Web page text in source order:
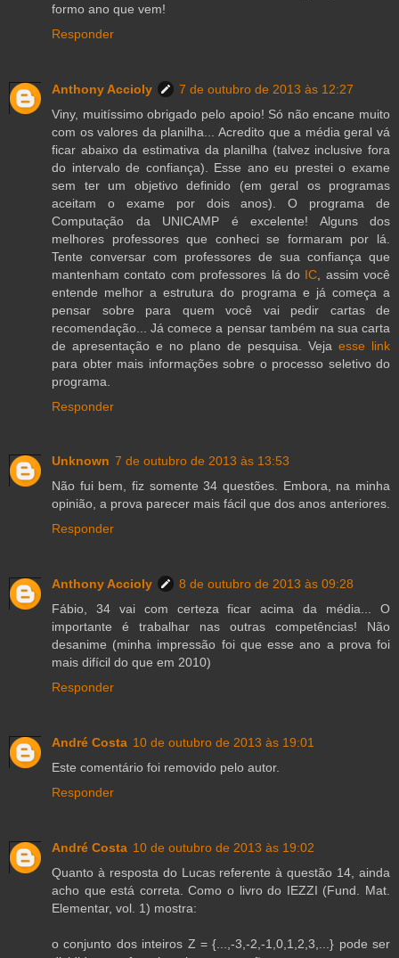
formo ano que vem!
Responder
Anthony Accioly
7 de outubro de 2013 às 12:27
Viny, muitíssimo obrigado pelo apoio! Só não encane muito
com os valores da planilha... Acredito que a média geral vá
ficar abaixo da estimativa da planilha (talvez inclusive fora
do intervalo de confiança). Esse ano eu prestei o exame
sem ter um objetivo definido (em geral os programas
aceitam o exame por dois anos). O programa de
Computação da UNICAMP é excelente! Alguns dos
melhores professores que conheci se formaram por lá.
Tente conversar com professores de sua confiança que
mantenham contato com professores lá do IC , assim você
entende melhor a estrutura do programa e já começa a
pensar sobre para quem você vai pedir cartas de
recomendação... Já comece a pensar também na sua carta
de apresentação e no plano de pesquisa. Veja esse link
para obter mais informações sobre o processo seletivo do
programa.
Responder
Unknown 7 de outubro de 2013 às 13:53
Não fui bem, fiz somente 34 questões. Embora, na minha
opinião, a prova parecer mais fácil que dos anos anteriores.
Responder
Anthony Accioly
8 de outubro de 2013 às 09:28
Fábio, 34 vai com certeza ficar acima da média... O
importante é trabalhar nas outras competências! Não
desanime (minha impressão foi que esse ano a prova foi
mais difícil do que em 2010)
Responder
André Costa 10 de outubro de 2013 às 19:01
Este comentário foi removido pelo autor.
Responder
André Costa 10 de outubro de 2013 às 19:02
Quanto à resposta do Lucas referente à questão 14, ainda
acho que está correta. Como o livro do IEZZI (Fund. Mat.
Elementar, vol. 1) mostra:
o conjunto dos inteiros Z = {...,-3,-2,-1,0,1,2,3,...} pode ser